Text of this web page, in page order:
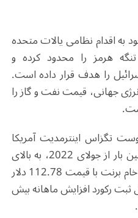
به اقدام نظامی یالات متحده
هرمز را محدود کرده و
را هدف قرار داده است.
جهانی، قیمت نفت و گاز را
.
تگزاس اینترمدیت آمریکا
برای تحویل در ماه مه، برای اولین بار از جولای 2022، به بالای
100 دلار رسید. همچنین، نفت خام برنت با قیمت 112.78 دلار
رکورد افزایش ماهانه بیش